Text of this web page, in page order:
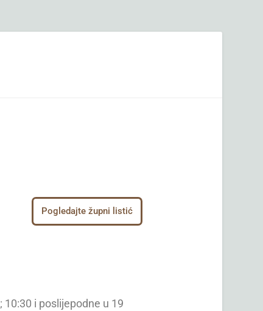
Pogledajte župni listić
10:30 i poslijepodne u 19